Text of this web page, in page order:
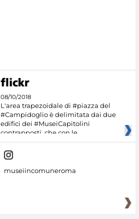
08/10/2018
L'area trapezoidale di #piazza del
#Campidoglio è delimitata dai due
edifici dei #MuseiCapitolini
contrapposti, che con le
museiincomuneroma